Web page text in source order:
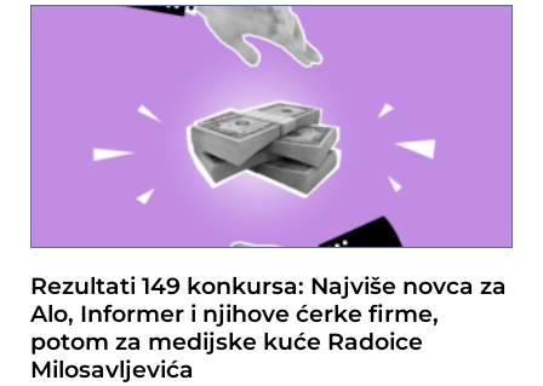
Rezultati 149 konkursa: Najviše novca za
Alo, Informer i njihove ćerke firme,
potom za medijske kuće Radoice
Milosavljevića